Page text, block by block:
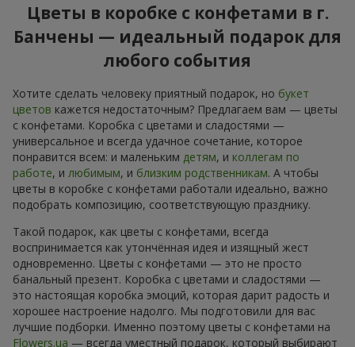
Цветы в коробке с конфетами в г.
Банчены — идеальный подарок для
любого события
Хотите сделать человеку приятный подарок, но букет
цветов кажется недостаточным? Предлагаем вам — цветы
с конфетами. Коробка с цветами и сладостями —
универсальное и всегда удачное сочетание, которое
понравится всем: и маленьким детям, и коллегам по
работе, и любимым, и близким родственникам. А чтобы
цветы в коробке с конфетами работали идеально, важно
подобрать композицию, соответствующую празднику.
Такой подарок, как цветы с конфетами, всегда
воспринимается как утончённая идея и изящный жест
одновременно. Цветы с конфетами — это не просто
банальный презент. Коробка с цветами и сладостями —
это настоящая коробка эмоций, которая дарит радость и
хорошее настроение надолго. Мы подготовили для вас
лучшие подборки. Именно поэтому цветы с конфетами на
Flowers.ua — всегда уместный подарок, который выбирают